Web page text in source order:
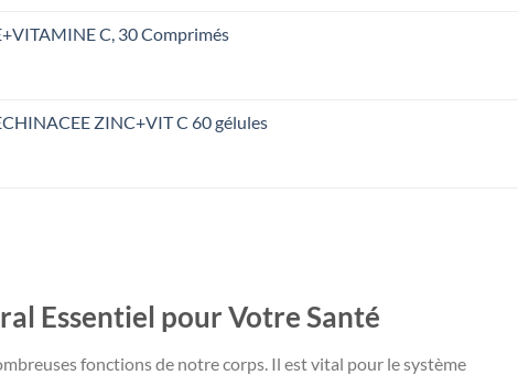
:
C, 30 Comprimés
:
ZINC+VIT C 60 gélules
Essentiel pour Votre Santé
fonctions de notre corps. Il est vital pour le système